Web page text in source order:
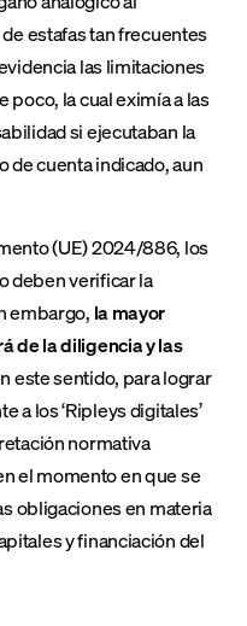
estafas tan frecuentes
las limitaciones
poco, la cual eximía a las
si ejecutaban la
de cuenta indicado, aun
(UE) 2024/886, los
deben verificar la
embargo, la mayor
de la diligencia y las
este sentido, para lograr
a los ‘Ripleys digitales’
normativa
el momento en que se
obligaciones en materia
y financiación del